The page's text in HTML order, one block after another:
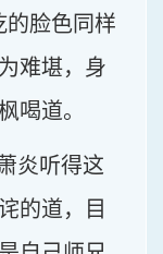
的脸色同样
难堪，身
喝道。
炎听得这
的道，目